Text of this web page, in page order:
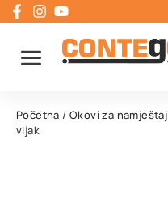
Početna /Okovi za namještaj
vijak